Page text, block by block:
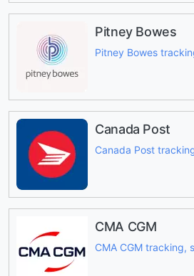
Pitney Bowes
Pitney Bowes
Canada Post
Canada Post
CMA CGM
CMA CGM tracking,